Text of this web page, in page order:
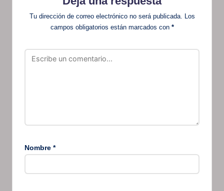
Tu dirección de correo electrónico no será publicada.
Los
campos obligatorios están marcados con *
Nombre *